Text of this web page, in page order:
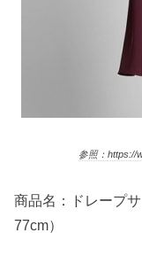
参照：https://
商品名：ドレープ
77cm）